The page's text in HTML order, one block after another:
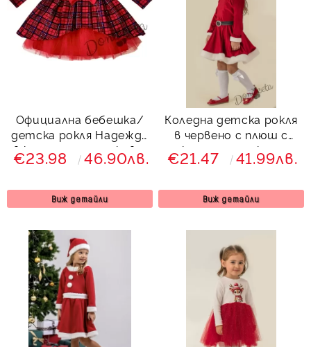
Официална бебешка/
детска рокля Надежда
в каре с дълъг ръкав и
тюл в червено Карена
€23.98 46.90лв.
Виж детайли
Коледна детска рокля
в червено с плюш с
коледна шапка и
коланче Шели
€21.47 41.99лв.
Виж детайли